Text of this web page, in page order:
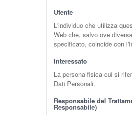
Utente
L'individuo che utilizza
Web che, salvo ove
specificato, coincide con
Interessato
La persona fisica cui si
Dati Personali.
Responsabile del
Responsabile)